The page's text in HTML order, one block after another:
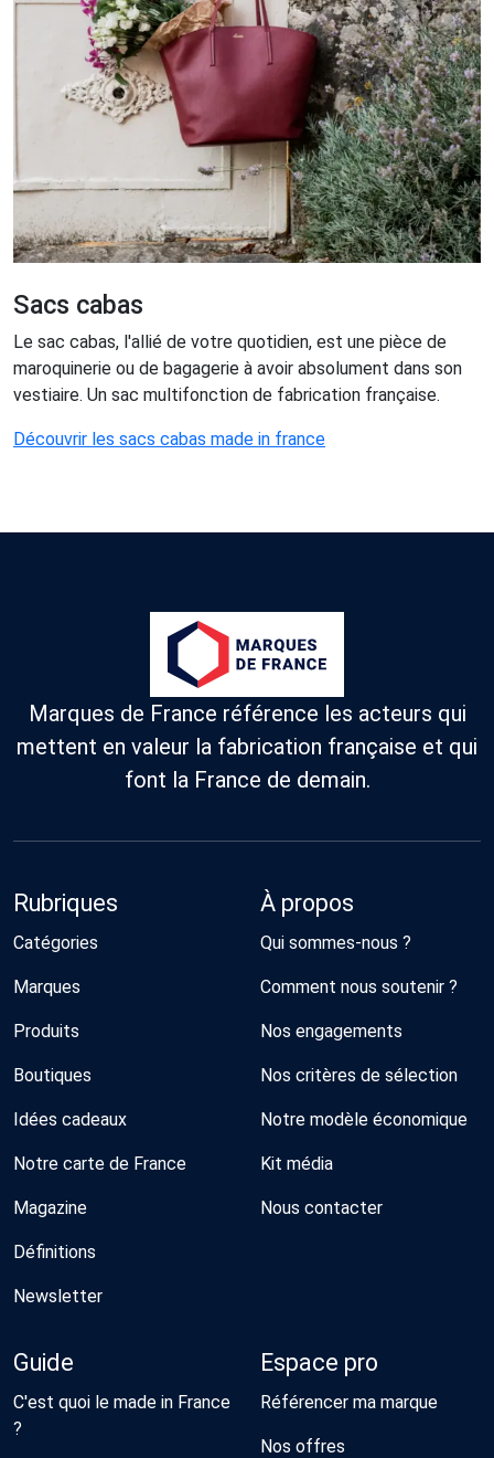
Sacs cabas
Le sac cabas, l'allié de votre quotidien, est une pièce de
maroquinerie ou de bagagerie à avoir absolument dans son
vestiaire. Un sac multifonction de fabrication française.
Découvrir les sacs cabas made in france
Marques de France référence les acteurs qui
mettent en valeur la fabrication française et qui
font la France de demain.
Rubriques
Catégories
Marques
Produits
Boutiques
Idées cadeaux
Notre carte de France
Magazine
Définitions
Newsletter
À propos
Qui sommes-nous ?
Comment nous soutenir ?
Nos engagements
Nos critères de sélection
Notre modèle économique
Kit média
Nous contacter
Guide
C'est quoi le made in France
?
Espace pro
Référencer ma marque
Nos offres